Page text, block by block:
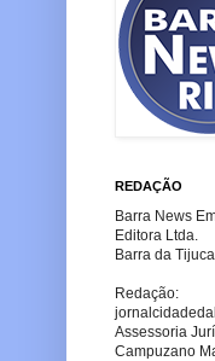
REDAÇÃO
Barra News
Editora Ltda.
Barra da
Redação:
Assessoria
Campuzano